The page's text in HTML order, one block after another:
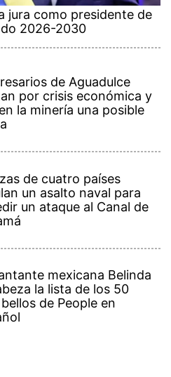
jura como presidente de
2026-2030
de Aguadulce
por crisis económica y
la minería una posible
de cuatro países
un asalto naval para
un ataque al Canal de
mexicana Belinda
la lista de los 50
de People en